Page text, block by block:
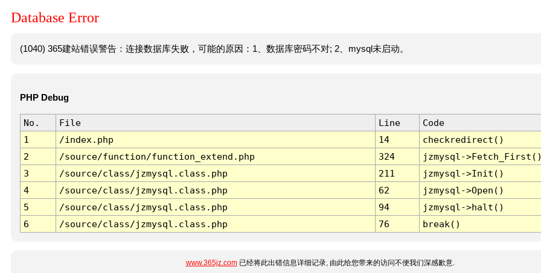
Database Error
(1040) 365建站错误警告：连接数据库失败，可能的原因：1、数据库密码不对; 2、mysql未启动。
PHP Debug
No. File Line
Code
1
/index.php 14
checkredirect()
2
/source/function/function_extend.php 324
jzmysql-
3
/source/class/jzmysql.class.php 211
jzmysql->Init()
4
/source/class/jzmysql.class.php 62
jzmysql->Open()
5
/source/class/jzmysql.class.php 94
jzmysql->halt()
6
/source/class/jzmysql.class.php 76 break()
www.365jz.com已经将此出错信息详细记录, 由此给您带来的访问不便我们深感歉意.